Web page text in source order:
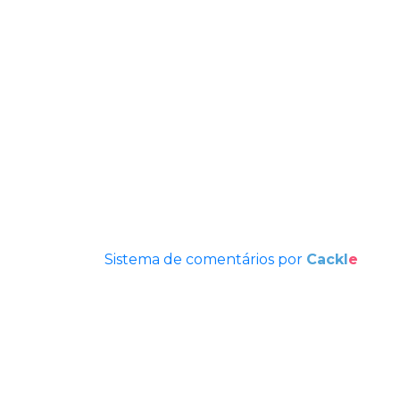
Sistema de comentários por Cackl e